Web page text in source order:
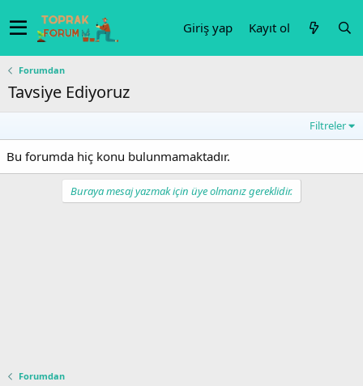
Giriş yap Kayıt ol
Forumdan
Tavsiye Ediyoruz
Filtreler
Bu forumda hiç konu bulunmamaktadır.
Buraya mesaj yazmak için üye olmanız gereklidir.
Forumdan